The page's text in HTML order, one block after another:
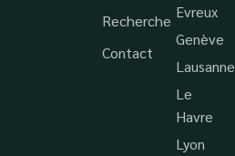
Recherche
Contact
Evreux
Genève
Lausanne
Le
Havre
Lyon